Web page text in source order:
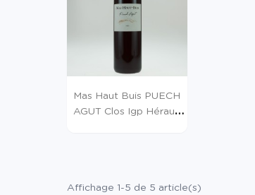
Mas Haut Buis PUECH
AGUT Clos Igp Hérault
Affichage 1-5 de 5 article(s)